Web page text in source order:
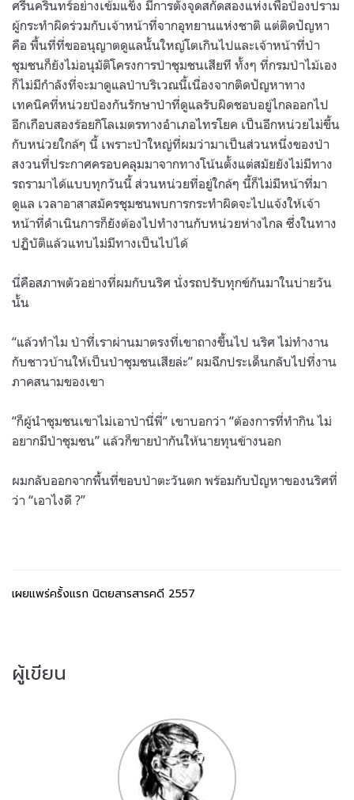
ศรีนครินทร์อย่างเข้มแข็ง มีการตั้งจุดสกัดสองแห่งเพื่อป้องปราม
ผู้กระทำผิดร่วมกับเจ้าหน้าที่จากอุทยานแห่งชาติ แต่ติดปัญหา
คือ พื้นที่ที่ขออนุญาตดูแลนั้นใหญ่โตเกินไปและเจ้าหน้าที่ป่า
ชุมชนก็ยังไม่อนุมัติโครงการป่าชุมชนเสียที ทั้งๆ ที่กรมป่าไม้เอง
ก็ไม่มีกำลังที่จะมาดูแลป่าบริเวณนี้เนื่องจากติดปัญหาทาง
เทคนิคที่หน่วยป้องกันรักษาป่าที่ดูแลรับผิดชอบอยู่ไกลออกไป
อีกเกือบสองร้อยกิโลเมตรทางอำเภอไทรโยค เป็นอีกหน่วยไม่ขึ้น
กับหน่วยใกล้ๆ นี้ เพราะป่าใหญ่ที่ผมว่ามาเป็นส่วนหนึ่งของป่า
สงวนที่ประกาศครอบคลุมมาจากทางโน้นตั้งแต่สมัยยังไม่มีทาง
รถรามาได้แบบทุกวันนี้ ส่วนหน่วยที่อยู่ใกล้ๆ นี้ก็ไม่มีหน้าที่มา
ดูแล เวลาอาสาสมัครชุมชนพบการกระทำผิดจะไปแจ้งให้เจ้า
หน้าที่ดำเนินการก็ยังต้องไปทำงานกับหน่วยห่างไกล ซึ่งในทาง
ปฏิบัติแล้วแทบไม่มีทางเป็นไปได้
นี่คือสภาพตัวอย่างที่ผมกับนริศ นั่งรถปรับทุกข์กันมาในบ่ายวัน
นั้น
“แล้วทำไม ป่าที่เราผ่านมาตรงที่เขาถางขึ้นไป นริศ ไม่ทำงาน
กับชาวบ้านให้เป็นป่าชุมชนเสียล่ะ” ผมฉีกประเด็นกลับไปที่งาน
ภาคสนามของเขา
“ก็ผู้นำชุมชนเขาไม่เอาป่านี่พี่” เขาบอกว่า “ต้องการที่ทำกิน ไม่
อยากมีป่าชุมชน” แล้วก็ขายป่ากันให้นายทุนข้างนอก
ผมกลับออกจากพื้นที่ขอบป่าตะวันตก พร้อมกับปัญหาของนริศที่
ว่า “เอาไงดี ?”
เผยแพร่ครั้งแรก นิตยสารสารคดี 2557
ผู้เขียน